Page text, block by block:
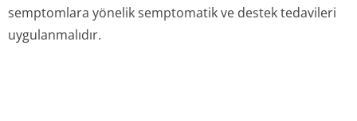
semptomlara yönelik semptomatik ve destek tedavileri
uygulanmalıdır.